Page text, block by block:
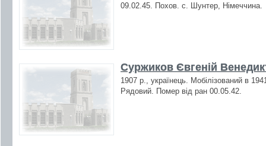
09.02.45. Похов. с. Шунтер, Німеччина.
Суржиков Євгеній
1907 р., українець. Мобілізований в
Рядовий. Помер від ран 00.05.42.